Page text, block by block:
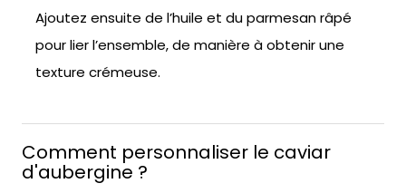
Ajoutez ensuite de l’huile et du parmesan râpé
pour lier l’ensemble, de manière à obtenir une
texture crémeuse.
Comment personnaliser le caviar
d'aubergine ?